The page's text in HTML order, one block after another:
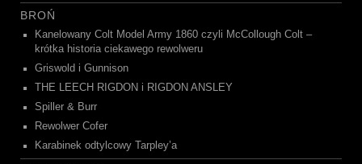
BROŃ
Kanelowany Colt Model Army 1860 czyli McCollough Colt –
krótka historia ciekawego rewolweru
Griswold i Gunnison
THE LEECH RIGDON i RIGDON ANSLEY
Spiller & Burr
Rewolwer Cofer
Karabinek odtylcowy Tarpley’a